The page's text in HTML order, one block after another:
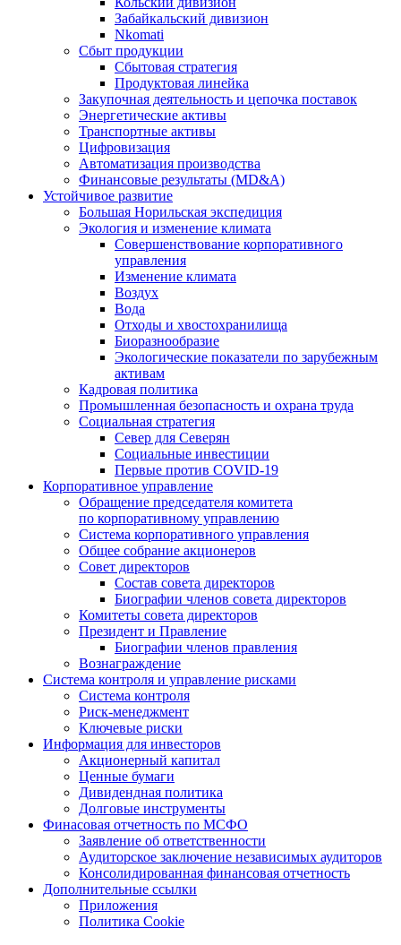
Забайкальский дивизион
Nkomati
Сбыт продукции
Сбытовая стратегия
Продуктовая линейка
Закупочная деятельность и цепочка поставок
Энергетические активы
Транспортные активы
Цифровизация
Автоматизация производства
Финансовые результаты (MD&A)
Устойчивое развитие
Большая Норильская экспедиция
Экология и изменение климата
Совершенствование корпоративного
управления
Изменение климата
Воздух
Вода
Отходы и хвостохранилища
Биоразнообразие
Экологические показатели по зарубежным
активам
Кадровая политика
Промышленная безопасность и охрана труда
Социальная стратегия
Север для Северян
Социальные инвестиции
Первые против COVID‑19
Корпоративное управление
Обращение председателя комитета
по корпоративному управлению
Система корпоративного управления
Общее собрание акционеров
Совет директоров
Состав совета директоров
Биографии членов совета директоров
Комитеты совета директоров
Президент и Правление
Биографии членов правления
Вознаграждение
Система контроля и управление рисками
Система контроля
Риск-менеджмент
Ключевые риски
Информация для инвесторов
Акционерный капитал
Ценные бумаги
Дивидендная политика
Долговые инструменты
Финасовая отчетность по МСФО
Заявление об ответственности
Аудиторское заключение независимых аудиторов
Консолидированная финансовая отчетность
Дополнительные ссылки
Приложения
Политика Cookie